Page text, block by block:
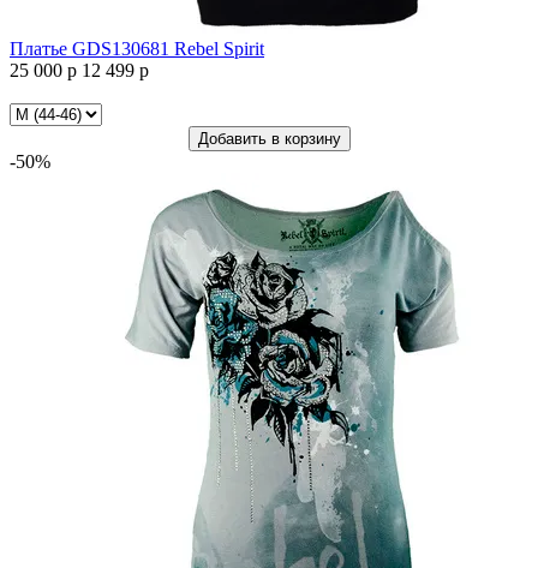
Платье GDS130681 Rebel Spirit
25 000 р 12 499 р
GDS130681
Spirit
Добавить в корзину
-50%